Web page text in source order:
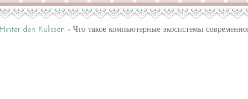
Hinter den Kulissen Что такое компьютерные экосистемы